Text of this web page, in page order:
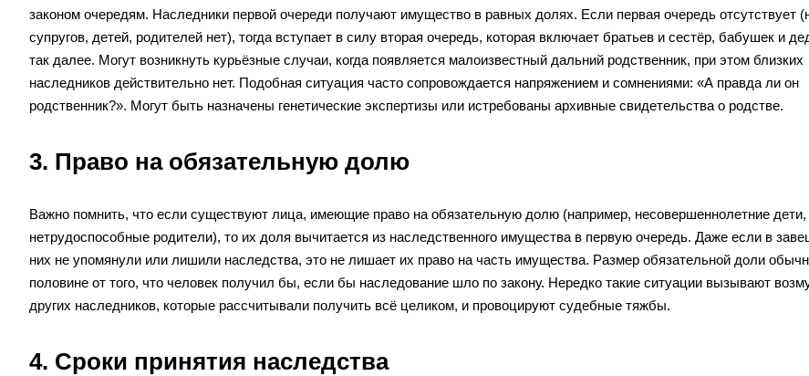
законом очередям. Наследники первой очереди получают имущество в равных долях. Если первая очередь отсутствует
супругов, детей, родителей нет), тогда вступает в силу вторая очередь, которая включает братьев и сестёр, бабушек и
так далее. Могут возникнуть курьёзные случаи, когда появляется малоизвестный дальний родственник, при этом близких
наследников действительно нет. Подобная ситуация часто сопровождается напряжением и сомнениями: «А правда ли он
родственник?». Могут быть назначены генетические экспертизы или истребованы архивные свидетельства о родстве.
3. Право на обязательную долю
Важно помнить, что если существуют лица, имеющие право на обязательную долю (например, несовершеннолетние дети,
нетрудоспособные родители), то их доля вычитается из наследственного имущества в первую очередь. Даже если в
них не упомянули или лишили наследства, это не лишает их право на часть имущества. Размер обязательной доли
половине от того, что человек получил бы, если бы наследование шло по закону. Нередко такие ситуации вызывают
других наследников, которые рассчитывали получить всё целиком, и провоцируют судебные тяжбы.
4. Сроки принятия наследства